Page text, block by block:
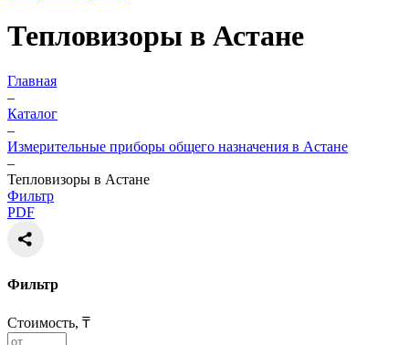
Тепловизоры в Астане
Главная
–
Каталог
–
Измерительные приборы общего назначения в Астане
–
Тепловизоры в Астане
Фильтр
PDF
Фильтр
Стоимость, ₸